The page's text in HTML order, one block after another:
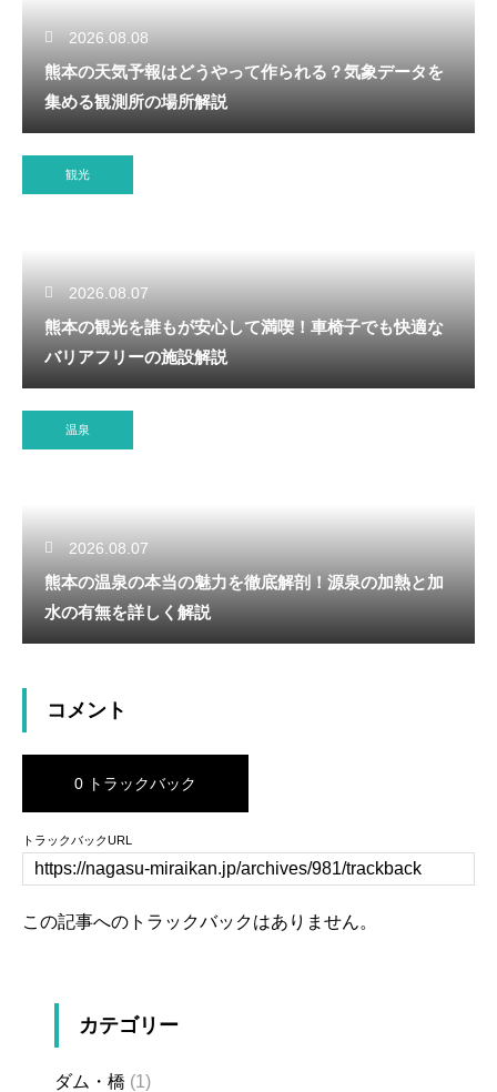
2026.08.08
熊本の天気予報はどうやって作られる？気象データを
集める観測所の場所解説
観光
2026.08.07
熊本の観光を誰もが安心して満喫！車椅子でも快適な
バリアフリーの施設解説
温泉
2026.08.07
熊本の温泉の本当の魅力を徹底解剖！源泉の加熱と加
水の有無を詳しく解説
コメント
0 トラックバック
トラックバックURL
この記事へのトラックバックはありません。
カテゴリー
ダム・橋 (1)